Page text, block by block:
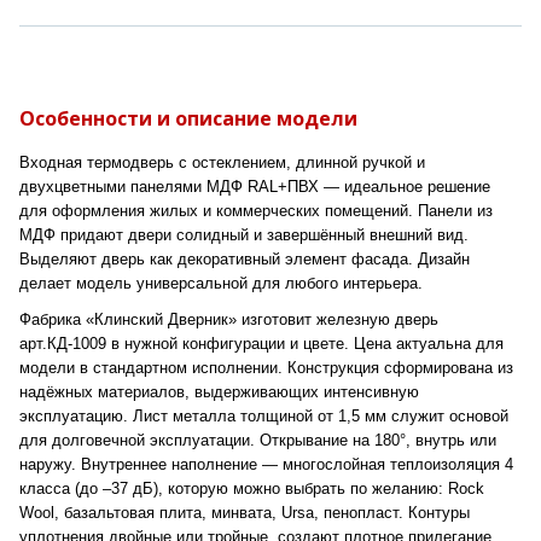
Особенности и описание модели
Входная термодверь с остеклением, длинной ручкой и
двухцветными панелями МДФ RAL+ПВХ — идеальное решение
для оформления жилых и коммерческих помещений. Панели из
МДФ придают двери солидный и завершённый внешний вид.
Выделяют дверь как декоративный элемент фасада. Дизайн
делает модель универсальной для любого интерьера.
Фабрика «Клинский Дверник» изготовит железную дверь
арт.КД-1009 в нужной конфигурации и цвете. Цена актуальна для
модели в стандартном исполнении. Конструкция сформирована из
надёжных материалов, выдерживающих интенсивную
эксплуатацию. Лист металла толщиной от 1,5 мм служит основой
для долговечной эксплуатации. Открывание на 180°, внутрь или
наружу. Внутреннее наполнение — многослойная теплоизоляция 4
класса (до –37 дБ), которую можно выбрать по желанию: Rock
Wool, базальтовая плита, минвата, Ursa, пенопласт. Контуры
уплотнения двойные или тройные, создают плотное прилегание